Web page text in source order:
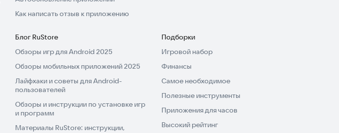
Как написать отзыв к приложению
Блог RuStore
Обзоры игр для Android 2025
Обзоры мобильных приложений 2025
Лайфхаки и советы для Android-
пользователей
Обзоры и инструкции по установке игр
и программ
Материалы RuStore: инструкции,
Подборки
Игровой набор
Финансы
Самое необходимое
Полезные инструменты
Приложения для часов
Высокий рейтинг